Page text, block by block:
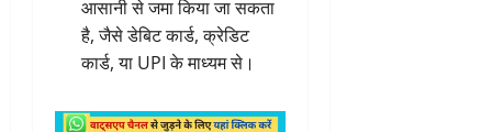
आसानी से जमा किया जा सकता
है, जैसे डेबिट कार्ड, क्रेडिट
कार्ड, या UPI के माध्यम से।